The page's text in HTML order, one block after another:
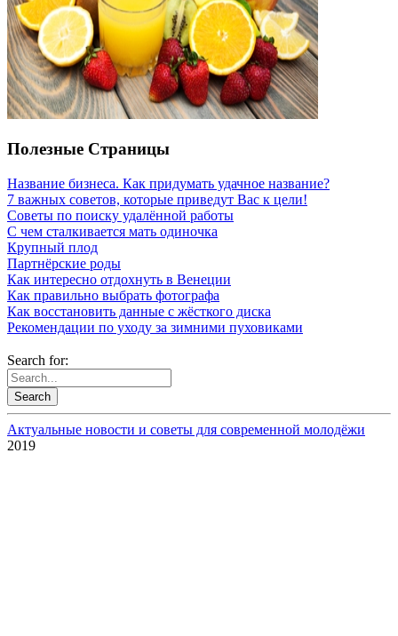
Полезные Страницы
Название бизнеса. Как придумать удачное название?
7 важных советов, которые приведут Вас к цели!
Советы по поиску удалённой работы
С чем сталкивается мать одиночка
Крупный плод
Партнёрские роды
Как интересно отдохнуть в Венеции
Как правильно выбрать фотографа
Как восстановить данные с жёсткого диска
Рекомендации по уходу за зимними пуховиками
Search for:
Актуальные новости и советы для современной молодёжи
2019